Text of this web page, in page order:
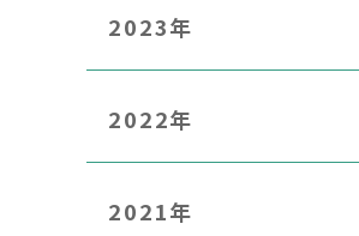
2023年
2022年
2021年